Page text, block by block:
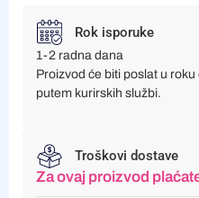
Rok isporuke
1-2 radna dana
Proizvod će biti poslat u
putem kurirskih službi.
Troškovi dostave
Za ovaj proizvod